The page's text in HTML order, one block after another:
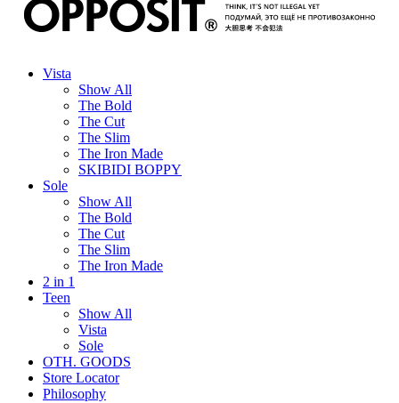
Vista
Show All
The Bold
The Cut
The Slim
The Iron Made
SKIBIDI BOPPY
Sole
Show All
The Bold
The Cut
The Slim
The Iron Made
2 in 1
Teen
Show All
Vista
Sole
OTH. GOODS
Store Locator
Philosophy